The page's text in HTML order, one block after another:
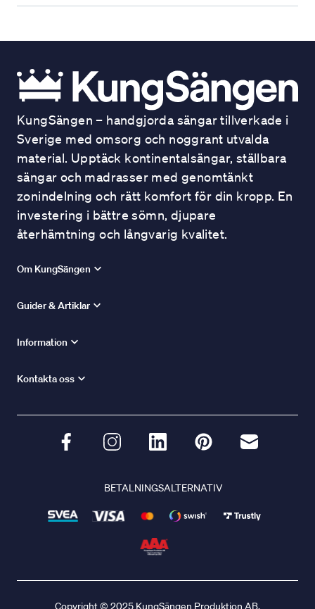
KungSängen – handgjorda sängar tillverkade i
Sverige med omsorg och noggrant utvalda
material. Upptäck kontinentalsängar, ställbara
sängar och madrasser med genomtänkt
zonindelning och rätt komfort för din kropp. En
investering i bättre sömn, djupare
återhämtning och långvarig kvalitet.
Om KungSängen
Guider & Artiklar
Information
Kontakta oss
BETALNINGSALTERNATIV
Copyright © 2025 KungSängen Produktion AB.